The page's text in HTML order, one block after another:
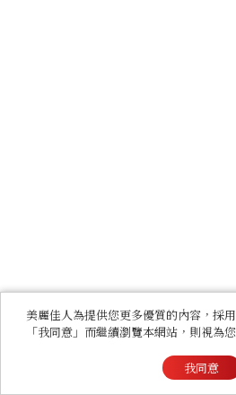
美麗佳人為提供您更多優質的內容，採
「我同意」而繼續瀏覽本網站，則視為
我同意